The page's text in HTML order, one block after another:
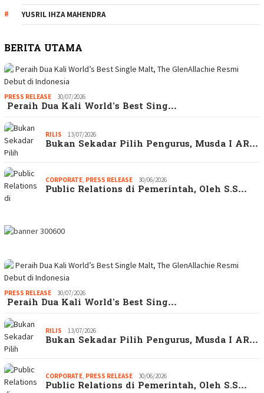
YUSRIL IHZA MAHENDRA
BERITA UTAMA
PRESS RELEASE 30/07/2026
Peraih Dua Kali World’s Best Sing…
RILIS 13/07/2026
Bukan Sekadar Pilih Pengurus, Musda I AR…
CORPORATE PRESS RELEASE 30/06/2026
Public Relations di Pemerintah, Oleh S.S…
PRESS RELEASE 30/07/2026
Peraih Dua Kali World’s Best Sing…
RILIS 13/07/2026
Bukan Sekadar Pilih Pengurus, Musda I AR…
CORPORATE, PRESS RELEASE 30/06/2026
Public Relations di Pemerintah, Oleh S.S…